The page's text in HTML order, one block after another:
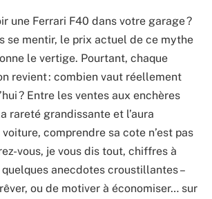
une Ferrari F40 dans votre garage ?
se mentir, le prix actuel de ce mythe
le vertige. Pourtant, chaque
revient : combien vaut réellement
? Entre les ventes aux enchères
rareté grandissante et l’aura
comprendre sa cote n’est pas
vous, je vous dis tout, chiffres à
quelques anecdotes croustillantes –
ou de motiver à économiser… sur